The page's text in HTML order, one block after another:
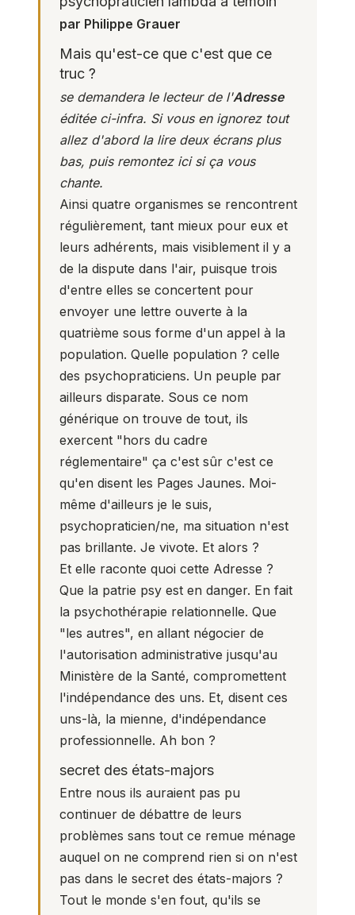
par Philippe Grauer
Mais qu'est-ce que c'est que ce
truc ?
se demandera le lecteur de l'Adresse
éditée ci-infra. Si vous en ignorez tout
allez d'abord la lire deux écrans plus
bas, puis remontez ici si ça vous
chante.
Ainsi quatre organismes se rencontrent
régulièrement, tant mieux pour eux et
leurs adhérents, mais visiblement il y a
de la dispute dans l'air, puisque trois
d'entre elles se concertent pour
envoyer une lettre ouverte à la
quatrième sous forme d'un appel à la
population. Quelle population ? celle
des psychopraticiens. Un peuple par
ailleurs disparate. Sous ce nom
générique on trouve de tout, ils
exercent "hors du cadre
réglementaire" ça c'est sûr c'est ce
qu'en disent les Pages Jaunes. Moi-
même d'ailleurs je le suis,
psychopraticien/ne, ma situation n'est
pas brillante. Je vivote. Et alors ?
Et elle raconte quoi cette Adresse ?
Que la patrie psy est en danger. En fait
la psychothérapie relationnelle. Que
"les autres", en allant négocier de
l'autorisation administrative jusqu'au
Ministère de la Santé, compromettent
l'indépendance des uns. Et, disent ces
uns-là, la mienne, d'indépendance
professionnelle. Ah bon ?
secret des états-majors
Entre nous ils auraient pas pu
continuer de débattre de leurs
problèmes sans tout ce remue ménage
auquel on ne comprend rien si on n'est
pas dans le secret des états-majors ?
Tout le monde s'en fout, qu'ils se